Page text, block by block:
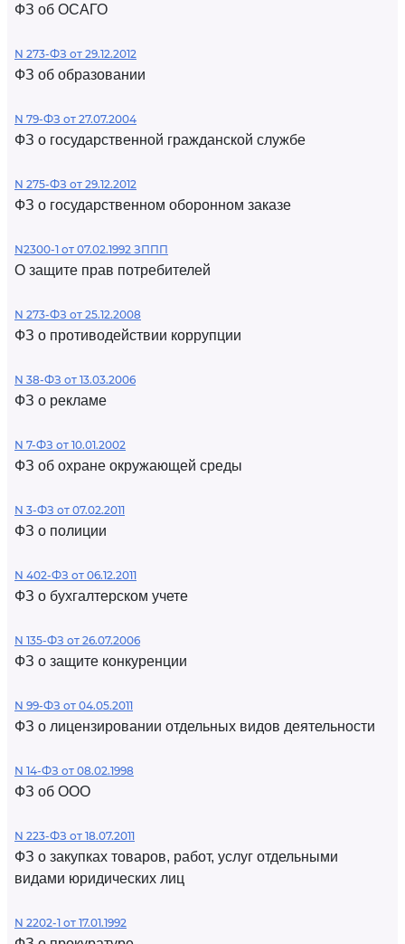
ФЗ об ОСАГО
N 273-ФЗ от 29.12.2012
ФЗ об образовании
N 79-ФЗ от 27.07.2004
ФЗ о государственной гражданской службе
N 275-ФЗ от 29.12.2012
ФЗ о государственном оборонном заказе
N2300-1 от 07.02.1992 ЗППП
О защите прав потребителей
N 273-ФЗ от 25.12.2008
ФЗ о противодействии коррупции
N 38-ФЗ от 13.03.2006
ФЗ о рекламе
N 7-ФЗ от 10.01.2002
ФЗ об охране окружающей среды
N 3-ФЗ от 07.02.2011
ФЗ о полиции
N 402-ФЗ от 06.12.2011
ФЗ о бухгалтерском учете
N 135-ФЗ от 26.07.2006
ФЗ о защите конкуренции
N 99-ФЗ от 04.05.2011
ФЗ о лицензировании отдельных видов деятельности
N 14-ФЗ от 08.02.1998
ФЗ об ООО
N 223-ФЗ от 18.07.2011
ФЗ о закупках товаров, работ, услуг отдельными
видами юридических лиц
N 2202-1 от 17.01.1992